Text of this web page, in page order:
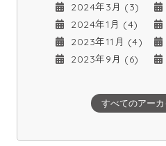
2024年3月 (3)
2024年1月 (4)
2023年11月 (4)
2023年9月 (6)
すべてのアー